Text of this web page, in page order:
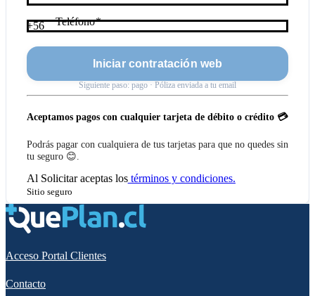
Teléfono
+56
Iniciar contratación web
Siguiente paso: pago · Póliza enviada a tu email
Aceptamos pagos con cualquier tarjeta de débito o crédito 💳
Podrás pagar con cualquiera de tus tarjetas para que no quedes sin
tu seguro 😊.
Al Solicitaraceptas lostérminos y condiciones.
Sitio seguro
Acceso Portal Clientes
Contacto